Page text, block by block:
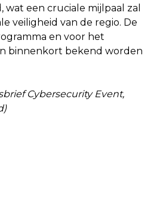
een cruciale mijlpaal zal
veiligheid van de regio. De
en voor het
binnenkort bekend worden
Cybersecurity Event,